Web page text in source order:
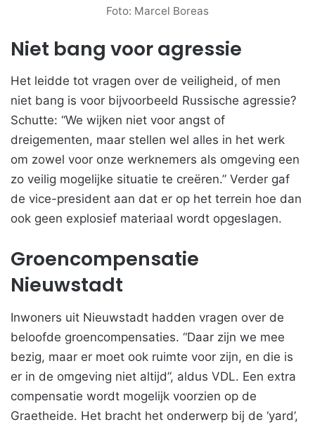
Foto: Marcel Boreas
Niet bang voor agressie
Het leidde tot vragen over de veiligheid, of men
niet bang is voor bijvoorbeeld Russische agressie?
Schutte: “We wijken niet voor angst of
dreigementen, maar stellen wel alles in het werk
om zowel voor onze werknemers als omgeving een
zo veilig mogelijke situatie te creëren.” Verder gaf
de vice-president aan dat er op het terrein hoe dan
ook geen explosief materiaal wordt opgeslagen.
Groencompensatie
Nieuwstadt
Inwoners uit Nieuwstadt hadden vragen over de
beloofde groencompensaties. “Daar zijn we mee
bezig, maar er moet ook ruimte voor zijn, en die is
er in de omgeving niet altijd”, aldus VDL. Een extra
compensatie wordt mogelijk voorzien op de
Graetheide. Het bracht het onderwerp bij de ‘yard’,